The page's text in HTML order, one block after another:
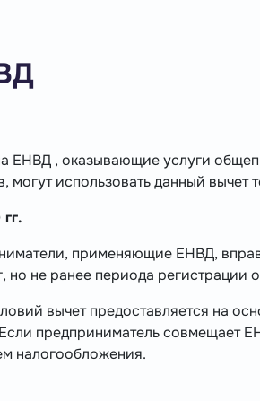
ЕНВД , оказывающие услуги
могут использовать данный вычет
применяющие ЕНВД,
но не ранее периода регистрации
вычет предоставляется на
предприниматель совмещает
налогообложения.